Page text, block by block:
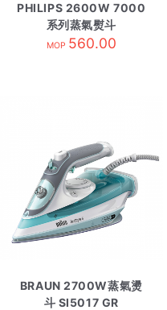
PHILIPS 2600W 7000
系列蒸氣熨斗
DST7012/70 淺綠色
MOP 560.00
BRAUN 2700W蒸氣燙
斗 SI5017 GR